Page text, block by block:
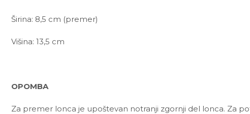
Širina: 8,5 cm (premer)
Višina: 13,5 cm
OPOMBA
Za premer lonca je upoštevan notranji zgornji del lonca. Za